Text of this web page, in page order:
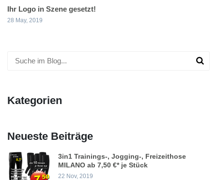
Ihr Logo in Szene gesetzt!
28 May, 2019
Kategorien
Neueste Beiträge
3in1 Trainings-, Jogging-, Freizeithose
MILANO ab 7,50 €* je Stück
22 Nov, 2019